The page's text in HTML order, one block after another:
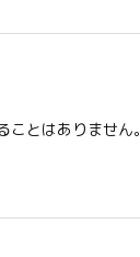
とはありません。